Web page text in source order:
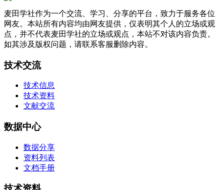
麦田学社作为一个交流、学习、分享的平台，致力于服务各位
网友。本站所有内容均由网友提供，仅表明其个人的立场或观
点，并不代表麦田学社的立场或观点，本站不对该内容负责。
如其涉及版权问题，请联系客服删除内容。
技术交流
技术信息
技术资料
文献交流
数据中心
数据分享
资料列表
文档手册